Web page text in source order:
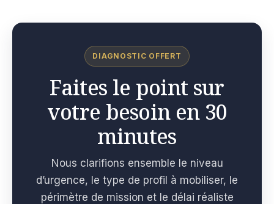
DIAGNOSTIC OFFERT
Faites le point sur
votre besoin en 30
minutes
Nous clarifions ensemble le niveau
d’urgence, le type de profil à mobiliser, le
périmètre de mission et le délai réaliste